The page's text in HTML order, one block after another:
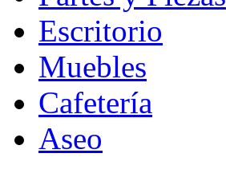
Escritorio
Muebles
Cafetería
Aseo